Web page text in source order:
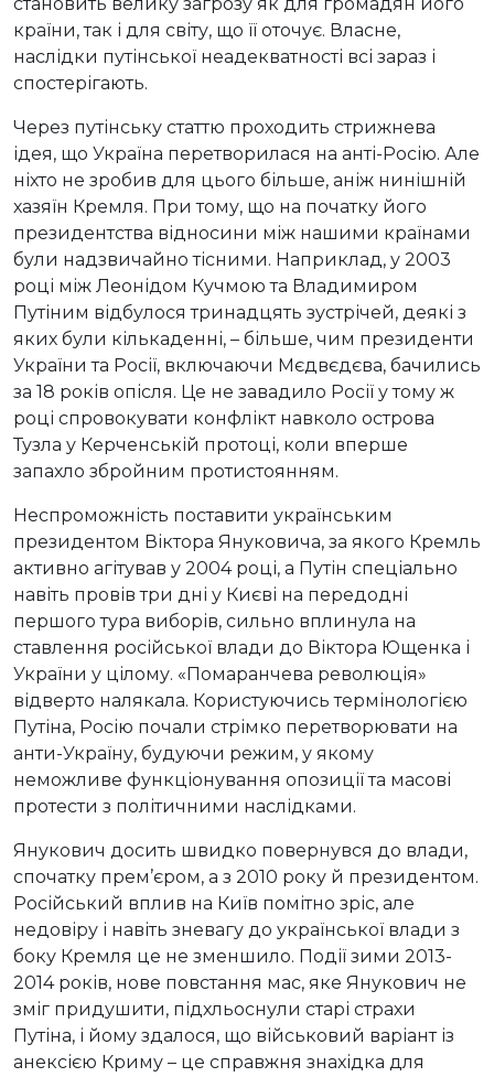
становить велику загрозу як для громадян його
країни, так і для світу, що її оточує. Власне,
наслідки путінської неадекватності всі зараз і
спостерігають.
Через путінську статтю проходить стрижнева
ідея, що Україна перетворилася на анті-Росію. Але
ніхто не зробив для цього більше, аніж нинішній
хазяїн Кремля. При тому, що на початку його
президентства відносини між нашими країнами
були надзвичайно тісними. Наприклад, у 2003
році між Леонідом Кучмою та Владимиром
Путіним відбулося тринадцять зустрічей, деякі з
яких були кількаденні, – більше, чим президенти
України та Росії, включаючи Мєдвєдєва, бачились
за 18 років опісля. Це не завадило Росії у тому ж
році спровокувати конфлікт навколо острова
Тузла у Керченській протоці, коли вперше
запахло збройним протистоянням.
Неспроможність поставити українським
президентом Віктора Януковича, за якого Кремль
активно агітував у 2004 році, а Путін спеціально
навіть провів три дні у Києві на передодні
першого тура виборів, сильно вплинула на
ставлення російської влади до Віктора Ющенка і
України у цілому. «Помаранчева революція»
відверто налякала. Користуючись термінологією
Путіна, Росію почали стрімко перетворювати на
анти-Україну, будуючи режим, у якому
неможливе функціонування опозиції та масові
протести з політичними наслідками.
Янукович досить швидко повернувся до влади,
спочатку прем’єром, а з 2010 року й президентом.
Російський вплив на Київ помітно зріс, але
недовіру і навіть зневагу до української влади з
боку Кремля це не зменшило. Події зими 2013-
2014 років, нове повстання мас, яке Янукович не
зміг придушити, підхльоснули старі страхи
Путіна, і йому здалося, що військовий варіант із
анексією Криму – це справжня знахідка для